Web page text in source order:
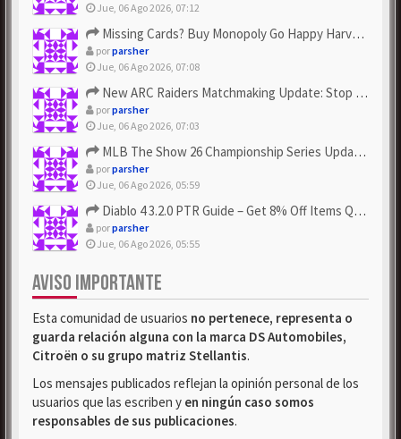
Jue, 06 Ago 2026, 07:12
Missing Cards? Buy Monopoly Go Happy Harvest with Looney Tun...
porparsher
Jue, 06 Ago 2026, 07:08
New ARC Raiders Matchmaking Update: Stop Failed - Grab Bluep...
porparsher
Jue, 06 Ago 2026, 07:03
MLB The Show 26 Championship Series Update! Get Cheap & ...
porparsher
Jue, 06 Ago 2026, 05:59
Diablo 4 3.2.0 PTR Guide – Get 8% Off Items Quickly to Test ...
porparsher
Jue, 06 Ago 2026, 05:55
AVISO IMPORTANTE
Esta comunidad de usuarios no pertenece, representa o
guarda relación alguna con la marca DS Automobiles,
Citroën o su grupo matriz Stellantis.
Los mensajes publicados reflejan la opinión personal de los
usuarios que las escriben y en ningún caso somos
responsables de sus publicaciones.